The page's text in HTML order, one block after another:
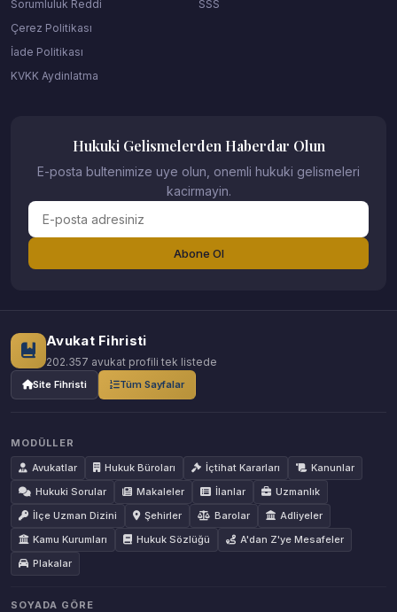
Sorumluluk Reddi
Çerez Politikası
İade Politikası
KVKK Aydinlatma
SSS
Hukuki Gelismelerden Haberdar Olun
E-posta bultenimize uye olun, onemli hukuki gelismeleri
kacirmayin.
Abone Ol
Avukat Fihristi
202.357 avukat profili tek listede
Site Fihristi Tüm Sayfalar
MODÜLLER
Avukatlar
Hukuk Büroları İçtihat Kararları
Kanunlar
Hukuki Sorular
Makaleler İlanlar
Uzmanlık
İlçe Uzman Dizini
Şehirler Barolar
Adliyeler
Kamu Kurumları
Hukuk Sözlüğü
A'dan Z'ye Mesafeler
Plakalar
SOYADA GÖRE